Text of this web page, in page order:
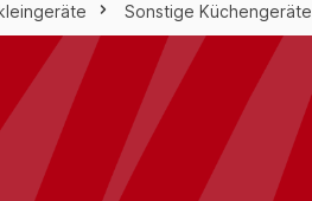
Sonstige Küchengeräte